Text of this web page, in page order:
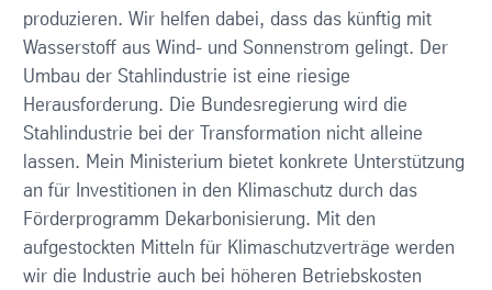
produzieren. Wir helfen dabei, dass das künftig mit
Wasserstoff aus Wind- und Sonnenstrom gelingt. Der
Umbau der Stahlindustrie ist eine riesige
Herausforderung. Die Bundesregierung wird die
Stahlindustrie bei der Transformation nicht alleine
lassen. Mein Ministerium bietet konkrete Unterstützung
an für Investitionen in den Klimaschutz durch das
Förderprogramm Dekarbonisierung. Mit den
aufgestockten Mitteln für Klimaschutzverträge werden
wir die Industrie auch bei höheren Betriebskosten